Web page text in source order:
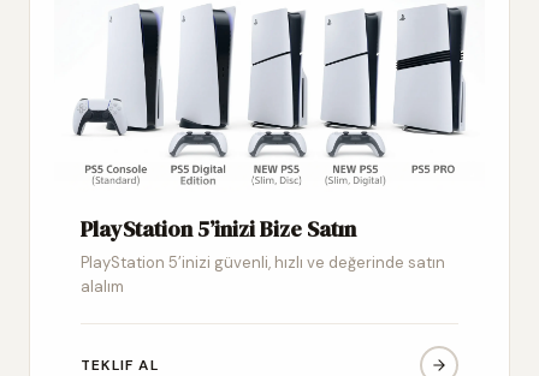
PlayStation 5’inizi Bize Satın
PlayStation 5’inizi güvenli, hızlı ve değerinde satın
alalım
TEKLIF AL